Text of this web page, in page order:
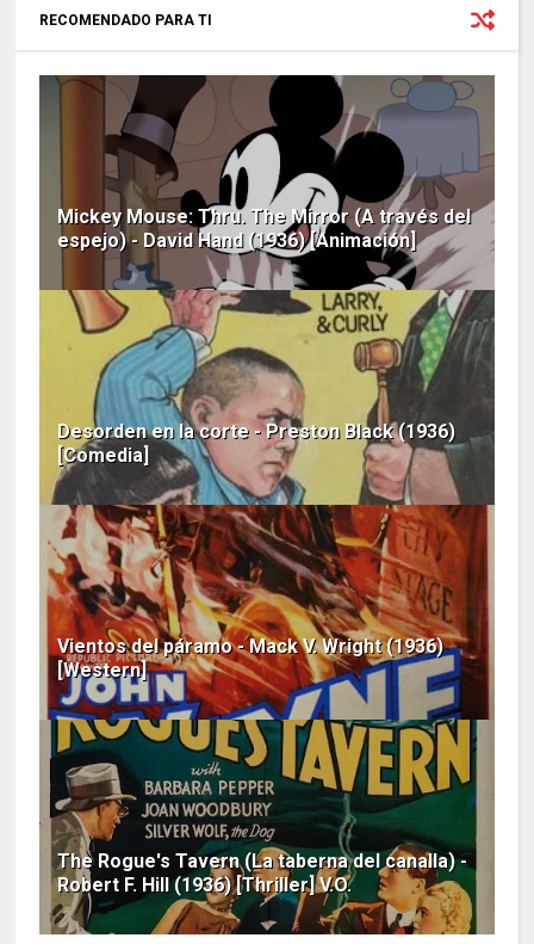
RECOMENDADO PARA TI
Mickey Mouse: Thru. The Mirror (A través del
espejo) - David Hand (1936) [Animación]
Desorden en la corte - Preston Black (1936)
[Comedia]
Vientos del páramo - Mack V. Wright (1936)
[Western]
The Rogue's Tavern (La taberna del canalla) -
Robert F. Hill (1936) [Thriller] V.O.